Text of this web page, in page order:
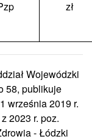
zł
Wojewódzki
58, publikuje
września 2019 r.
2023 r. poz.
- Łódzki